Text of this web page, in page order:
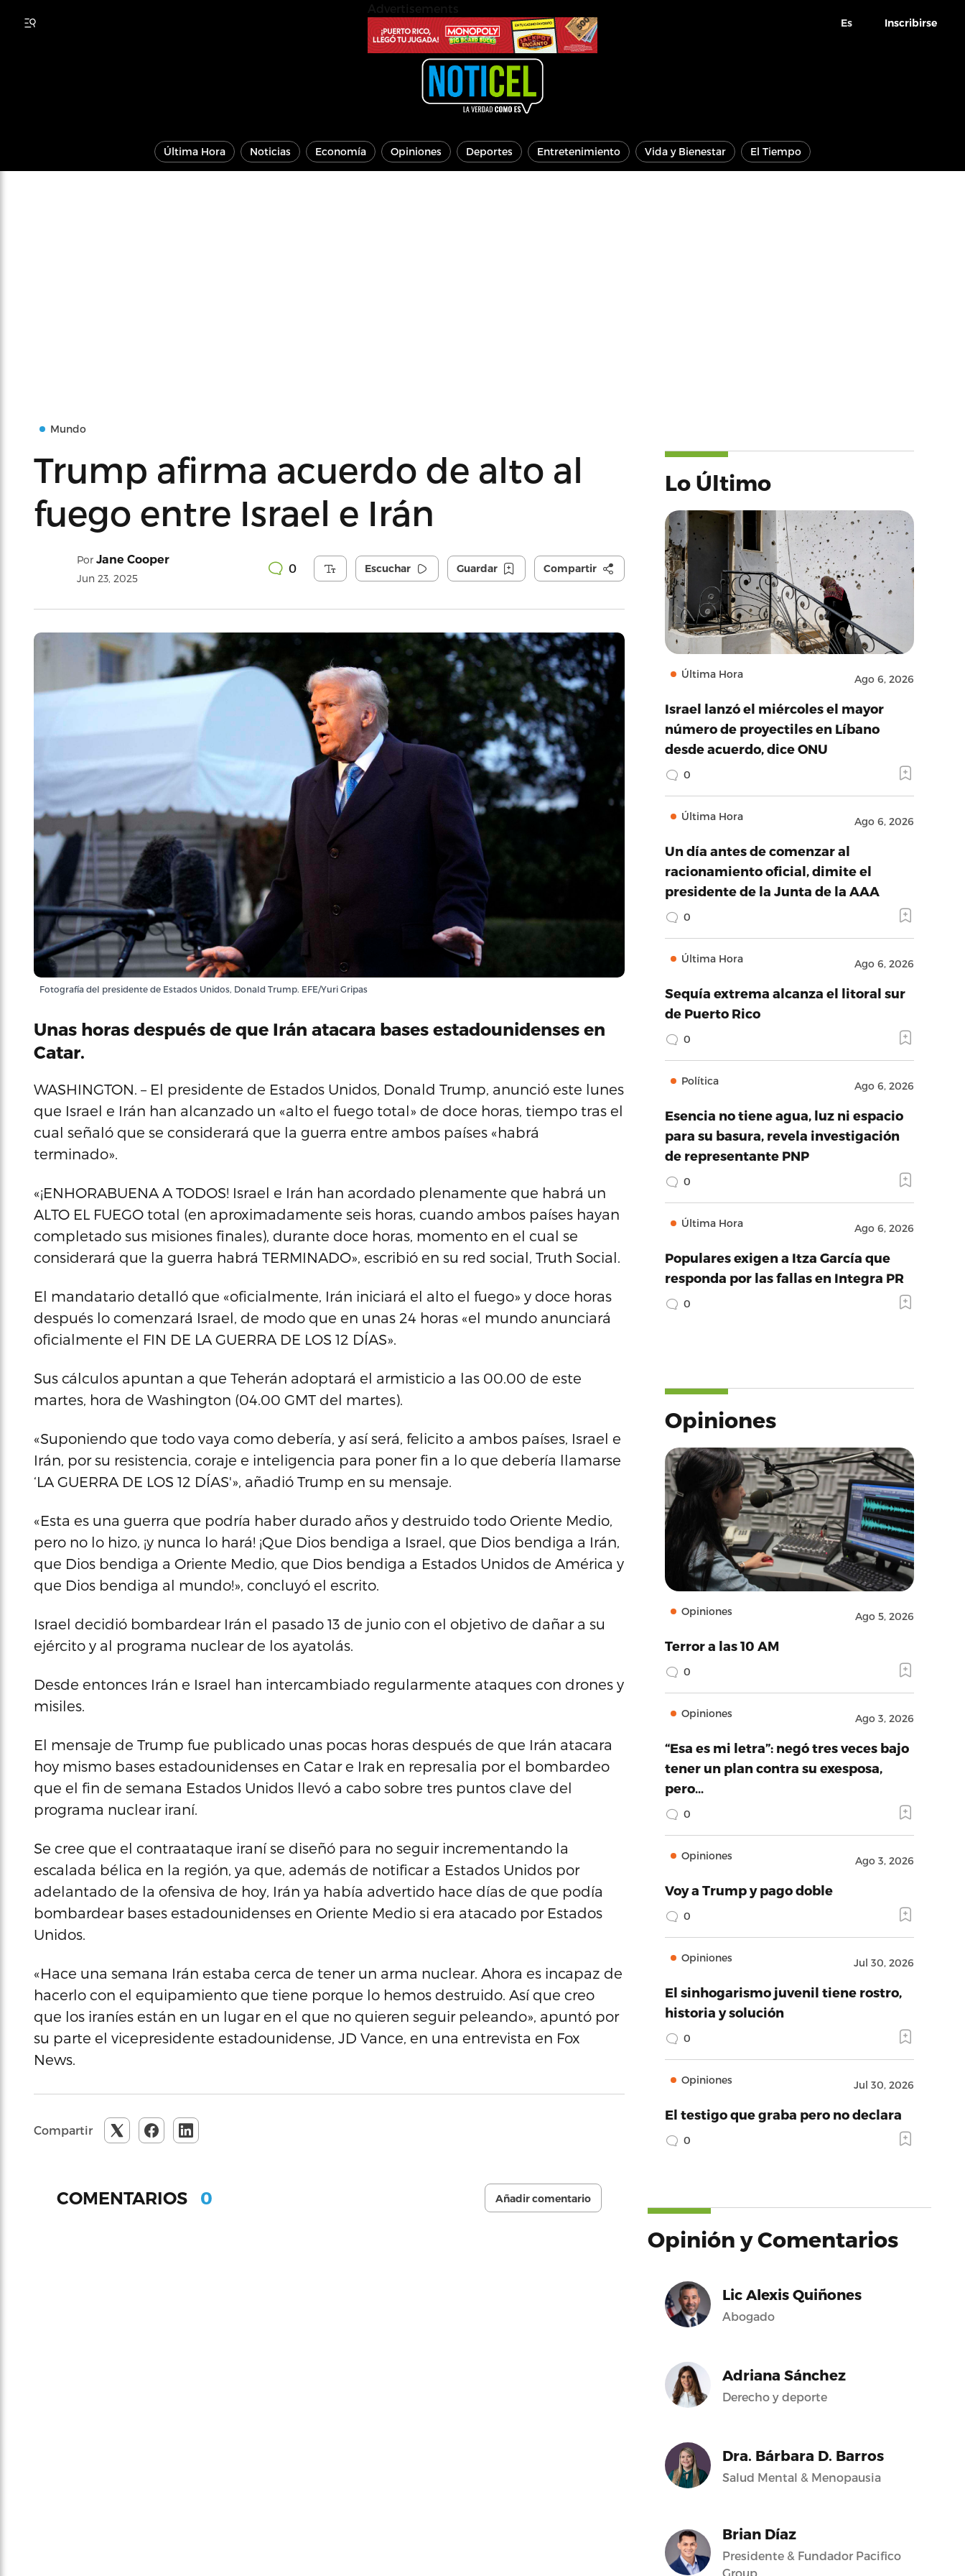
Es Inscribirse
Última Hora Noticias Economía Opiniones Deportes Entretenimiento Vida y Bienestar El Tiempo
Mundo
Trump afirma acuerdo de alto al
fuego entre Israel e Irán
Por Jane Cooper
Jun 23, 2025
0 Escuchar Guardar Compartir
Fotografía del presidente de Estados Unidos, Donald Trump. EFE/Yuri Gripas
Unas horas después de que Irán atacara bases estadounidenses en
Catar.
WASHINGTON. – El presidente de Estados Unidos, Donald Trump, anunció este lunes
que Israel e Irán han alcanzado un «alto el fuego total» de doce horas, tiempo tras el
cual señaló que se considerará que la guerra entre ambos países «habrá
terminado».
«¡ENHORABUENA A TODOS! Israel e Irán han acordado plenamente que habrá un
ALTO EL FUEGO total (en aproximadamente seis horas, cuando ambos países hayan
completado sus misiones finales), durante doce horas, momento en el cual se
considerará que la guerra habrá TERMINADO», escribió en su red social, Truth Social.
El mandatario detalló que «oficialmente, Irán iniciará el alto el fuego» y doce horas
después lo comenzará Israel, de modo que en unas 24 horas «el mundo anunciará
oficialmente el FIN DE LA GUERRA DE LOS 12 DÍAS».
Sus cálculos apuntan a que Teherán adoptará el armisticio a las 00.00 de este
martes, hora de Washington (04.00 GMT del martes).
«Suponiendo que todo vaya como debería, y así será, felicito a ambos países, Israel e
Irán, por su resistencia, coraje e inteligencia para poner fin a lo que debería llamarse
‘LA GUERRA DE LOS 12 DÍAS'», añadió Trump en su mensaje.
«Esta es una guerra que podría haber durado años y destruido todo Oriente Medio,
pero no lo hizo, ¡y nunca lo hará! ¡Que Dios bendiga a Israel, que Dios bendiga a Irán,
que Dios bendiga a Oriente Medio, que Dios bendiga a Estados Unidos de América y
que Dios bendiga al mundo!», concluyó el escrito.
Israel decidió bombardear Irán el pasado 13 de junio con el objetivo de dañar a su
ejército y al programa nuclear de los ayatolás.
Desde entonces Irán e Israel han intercambiado regularmente ataques con drones y
misiles.
El mensaje de Trump fue publicado unas pocas horas después de que Irán atacara
hoy mismo bases estadounidenses en Catar e Irak en represalia por el bombardeo
que el fin de semana Estados Unidos llevó a cabo sobre tres puntos clave del
programa nuclear iraní.
Se cree que el contraataque iraní se diseñó para no seguir incrementando la
escalada bélica en la región, ya que, además de notificar a Estados Unidos por
adelantado de la ofensiva de hoy, Irán ya había advertido hace días de que podía
bombardear bases estadounidenses en Oriente Medio si era atacado por Estados
Unidos.
«Hace una semana Irán estaba cerca de tener un arma nuclear. Ahora es incapaz de
hacerlo con el equipamiento que tiene porque lo hemos destruido. Así que creo
que los iraníes están en un lugar en el que no quieren seguir peleando», apuntó por
su parte el vicepresidente estadounidense, JD Vance, en una entrevista en Fox
News.
Compartir
COMENTARIOS 0 Añadir comentario
Lo Último
Última Hora Ago 6, 2026
Israel lanzó el miércoles el mayor
número de proyectiles en Líbano
desde acuerdo, dice ONU
0
Última Hora Ago 6, 2026
Un día antes de comenzar al
racionamiento oficial, dimite el
presidente de la Junta de la AAA
0
Última Hora Ago 6, 2026
Sequía extrema alcanza el litoral sur
de Puerto Rico
0
Política Ago 6, 2026
Esencia no tiene agua, luz ni espacio
para su basura, revela investigación
de representante PNP
0
Última Hora Ago 6, 2026
Populares exigen a Itza García que
responda por las fallas en Integra PR
0
Opiniones
Opiniones Ago 5, 2026
Terror a las 10 AM
0
Opiniones Ago 3, 2026
“Esa es mi letra”: negó tres veces bajo
tener un plan contra su exesposa,
pero…
0
Opiniones Ago 3, 2026
Voy a Trump y pago doble
0
Opiniones Jul 30, 2026
El sinhogarismo juvenil tiene rostro,
historia y solución
0
Opiniones Jul 30, 2026
El testigo que graba pero no declara
0
Opinión y Comentarios
Lic Alexis Quiñones
Abogado
Adriana Sánchez
Derecho y deporte
Dra. Bárbara D. Barros
Salud Mental & Menopausia
Brian Díaz
Presidente & Fundador Pacifico
Group